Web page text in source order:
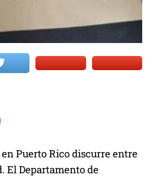
Puerto Rico discurre entre
El Departamento de